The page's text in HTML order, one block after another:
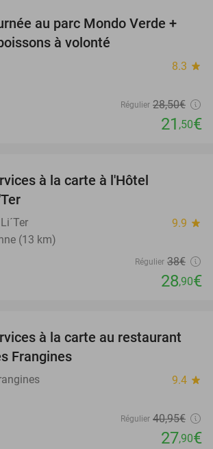
25%
au parc Mondo Verde +
à volonté
8.3 star
Régulier 28,50€
21 ,50€
à la carte à l'Hôtel
9.9 star
(13 km)
Régulier 38€
28,90€
32%
à la carte au restaurant
Frangines
9.4 star
Régulier 40,95€
27,90€